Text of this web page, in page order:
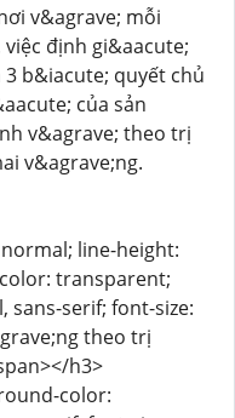
v&agrave; mỗi
định gi&aacute;
b&iacute; quyết chủ
của sản
v&agrave; theo trị
v&agrave;ng.
line-height:
transparent;
sans-serif; font-size:
theo trị
h3>
color: